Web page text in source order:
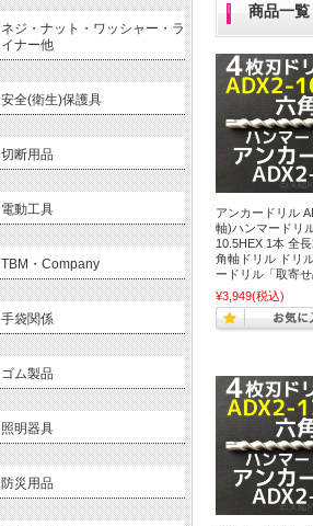
商品一覧
アンカードリル
軸)ハンマードリ
10.5HEX 1本 全
角軸ドリル ドリ
ードリル「取寄せ
¥3,949(税込)
ネジ・ナット・ワッシャー・ラ
イナー他
安全(衛生)保護具
切断用品
電動工具
TBM・Company
手袋関係
ゴム製品
照明器具
防災用品